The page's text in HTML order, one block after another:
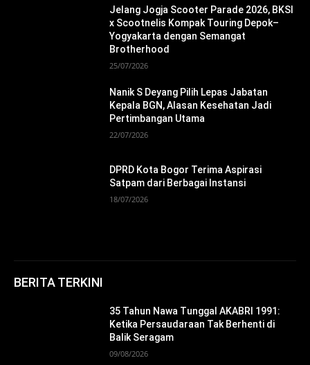
Jelang Jogja Scooter Parade 2026, BKSI
x Scootnelis Kompak Touring Depok–
Yogyakarta dengan Semangat
Brotherhood
25/07/2026
Nanik S Deyang Pilih Lepas Jabatan
Kepala BGN, Alasan Kesehatan Jadi
Pertimbangan Utama
22/07/2026
DPRD Kota Bogor Terima Aspirasi
Satpam dari Berbagai Instansi
18/07/2026
BERITA TERKINI
35 Tahun Nawa Tunggal AKABRI 1991:
Ketika Persaudaraan Tak Berhenti di
Balik Seragam
09/08/2026